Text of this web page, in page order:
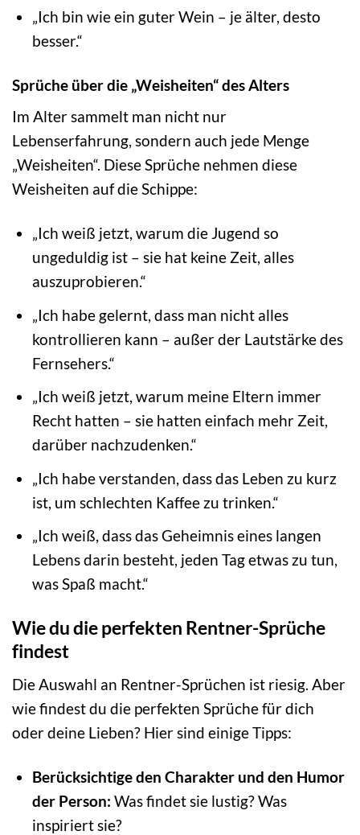
„Ich bin wie ein guter Wein – je älter, desto
besser.“
Sprüche über die „Weisheiten“ des Alters
Im Alter sammelt man nicht nur
Lebenserfahrung, sondern auch jede Menge
„Weisheiten“. Diese Sprüche nehmen diese
Weisheiten auf die Schippe:
„Ich weiß jetzt, warum die Jugend so
ungeduldig ist – sie hat keine Zeit, alles
auszuprobieren.“
„Ich habe gelernt, dass man nicht alles
kontrollieren kann – außer der Lautstärke des
Fernsehers.“
„Ich weiß jetzt, warum meine Eltern immer
Recht hatten – sie hatten einfach mehr Zeit,
darüber nachzudenken.“
„Ich habe verstanden, dass das Leben zu kurz
ist, um schlechten Kaffee zu trinken.“
„Ich weiß, dass das Geheimnis eines langen
Lebens darin besteht, jeden Tag etwas zu tun,
was Spaß macht.“
Wie du die perfekten Rentner-Sprüche
findest
Die Auswahl an Rentner-Sprüchen ist riesig. Aber
wie findest du die perfekten Sprüche für dich
oder deine Lieben? Hier sind einige Tipps:
Berücksichtige den Charakter und den Humor
der Person: Was findet sie lustig? Was
inspiriert sie?